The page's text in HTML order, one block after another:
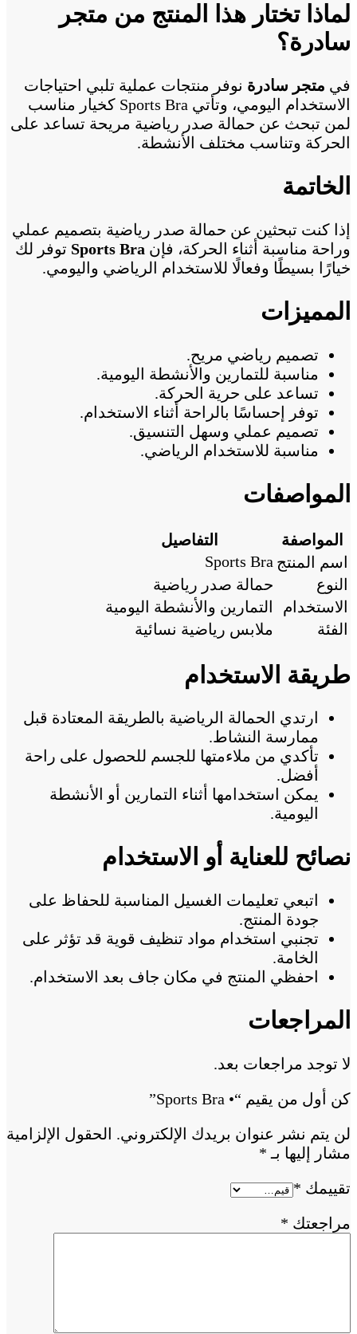
لماذا تختار هذا المنتج من متجر
سادرة؟
في متجر سادرة نوفر منتجات عملية تلبي احتياجات
الاستخدام اليومي، وتأتي Sports Bra كخيار مناسب
لمن تبحث عن حمالة صدر رياضية مريحة تساعد على
الحركة وتناسب مختلف الأنشطة.
الخاتمة
إذا كنت تبحثين عن حمالة صدر رياضية بتصميم عملي
وراحة مناسبة أثناء الحركة، فإن Sports Bra توفر لك
خيارًا بسيطًا وفعالًا للاستخدام الرياضي واليومي.
المميزات
تصميم رياضي مريح.
مناسبة للتمارين والأنشطة اليومية.
تساعد على حرية الحركة.
توفر إحساسًا بالراحة أثناء الاستخدام.
تصميم عملي وسهل التنسيق.
مناسبة للاستخدام الرياضي.
المواصفات
المواصفة
التفاصيل
اسم المنتج Sports Bra
النوع
حمالة صدر رياضية
الاستخدام
التمارين والأنشطة اليومية
الفئة
ملابس رياضية نسائية
طريقة الاستخدام
ارتدي الحمالة الرياضية بالطريقة المعتادة قبل
ممارسة النشاط.
تأكدي من ملاءمتها للجسم للحصول على راحة
أفضل.
يمكن استخدامها أثناء التمارين أو الأنشطة
اليومية.
نصائح للعناية أو الاستخدام
اتبعي تعليمات الغسيل المناسبة للحفاظ على
جودة المنتج.
تجنبي استخدام مواد تنظيف قوية قد تؤثر على
الخامة.
احفظي المنتج في مكان جاف بعد الاستخدام.
المراجعات
لا توجد مراجعات بعد.
كن أول من يقيم “• Sports Bra”
لن يتم نشر عنوان بريدك الإلكتروني. الحقول الإلزامية
مشار إليها بـ *
تقييمك *
مراجعتك *